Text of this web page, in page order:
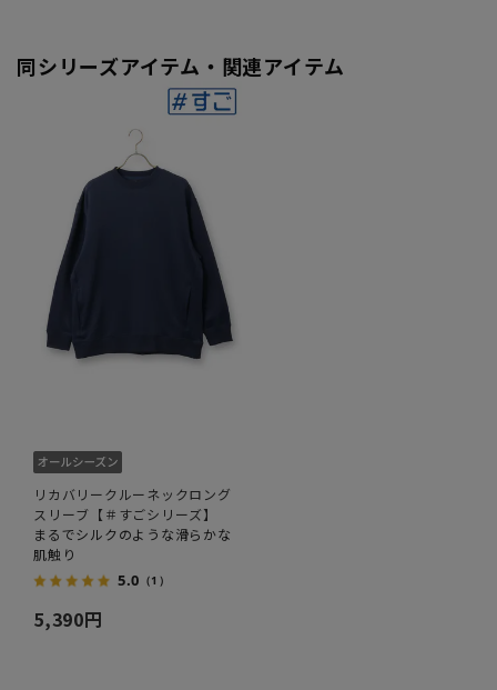
同シリーズアイテム・関連アイテム
リカバリークルーネックロング
スリーブ【＃すごシリーズ】
まるでシルクのような滑らかな
肌触り
5.0 （1）
5,390円